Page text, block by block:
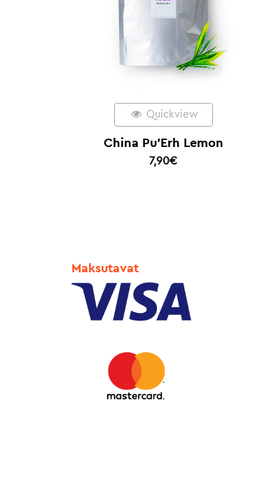
Quickview
China Pu’Erh Lemon
7,90€
Maksutavat